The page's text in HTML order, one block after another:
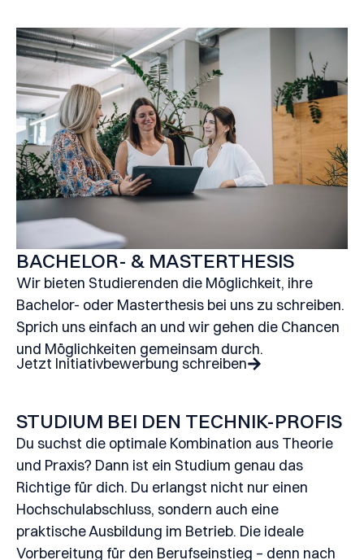
BACHELOR- & MASTERTHESIS
Wir bieten Studierenden die Möglichkeit, ihre
Bachelor- oder Masterthesis bei uns zu schreiben.
Sprich uns einfach an und wir gehen die Chancen
und Möglichkeiten gemeinsam durch.
Jetzt Initiativbewerbung schreiben
STUDIUM BEI DEN TECHNIK-PROFIS​
Du suchst die optimale Kombination aus Theorie
und Praxis? Dann ist ein Studium genau das
Richtige für dich. Du erlangst nicht nur einen
Hochschulabschluss, sondern auch eine
praktische Ausbildung im Betrieb. Die ideale
Vorbereitung für den Berufseinstieg – denn nach